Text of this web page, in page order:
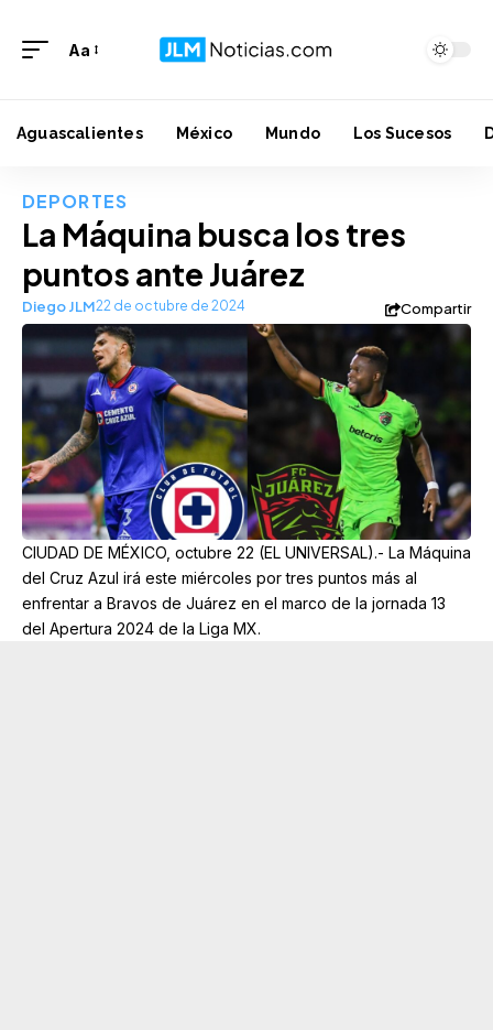
Aa
Aguascalientes México Mundo Los Sucesos
DEPORTES
La Máquina busca los tres
puntos ante Juárez
Diego JLM22 de octubre de 2024 Compartir
CIUDAD DE MÉXICO, octubre 22 (EL UNIVERSAL).- La Máquina
del Cruz Azul irá este miércoles por tres puntos más al
enfrentar a Bravos de Juárez en el marco de la jornada 13
del Apertura 2024 de la Liga MX.